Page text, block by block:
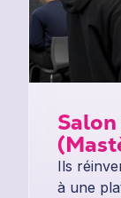
Ils
à une